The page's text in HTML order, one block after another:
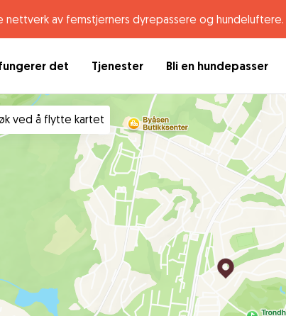
av femstjerners dyrepassere og hundeluftere.
det Tjenester Bli en hundepasser
ved å flytte kartet